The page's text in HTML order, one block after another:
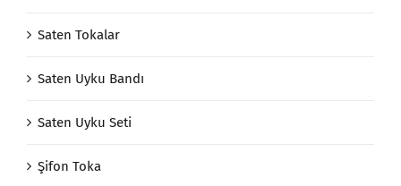
Saten Tokalar
Saten Uyku Bandı
Saten Uyku Seti
Şifon Toka